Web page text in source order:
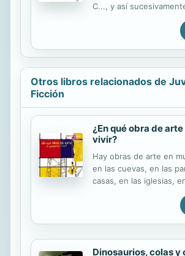
C..., y así
completar los 32
abecedario. Las
cada doble página
forma de pictogramas
sustituyen a palabras).
sencillos y divertidos
Otros libros relacionados de
Ficción
¿En qué obra de
vivir?
Hay obras de arte en
en las cuevas, en las
casas, en las iglesias,
ventanas, en las
libros, en los cuadros.
de arte de muchos
se reconoce lo que
Dinosaurios, colas y